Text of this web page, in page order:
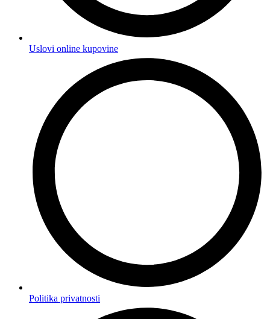
Uslovi online kupovine
Politika privatnosti